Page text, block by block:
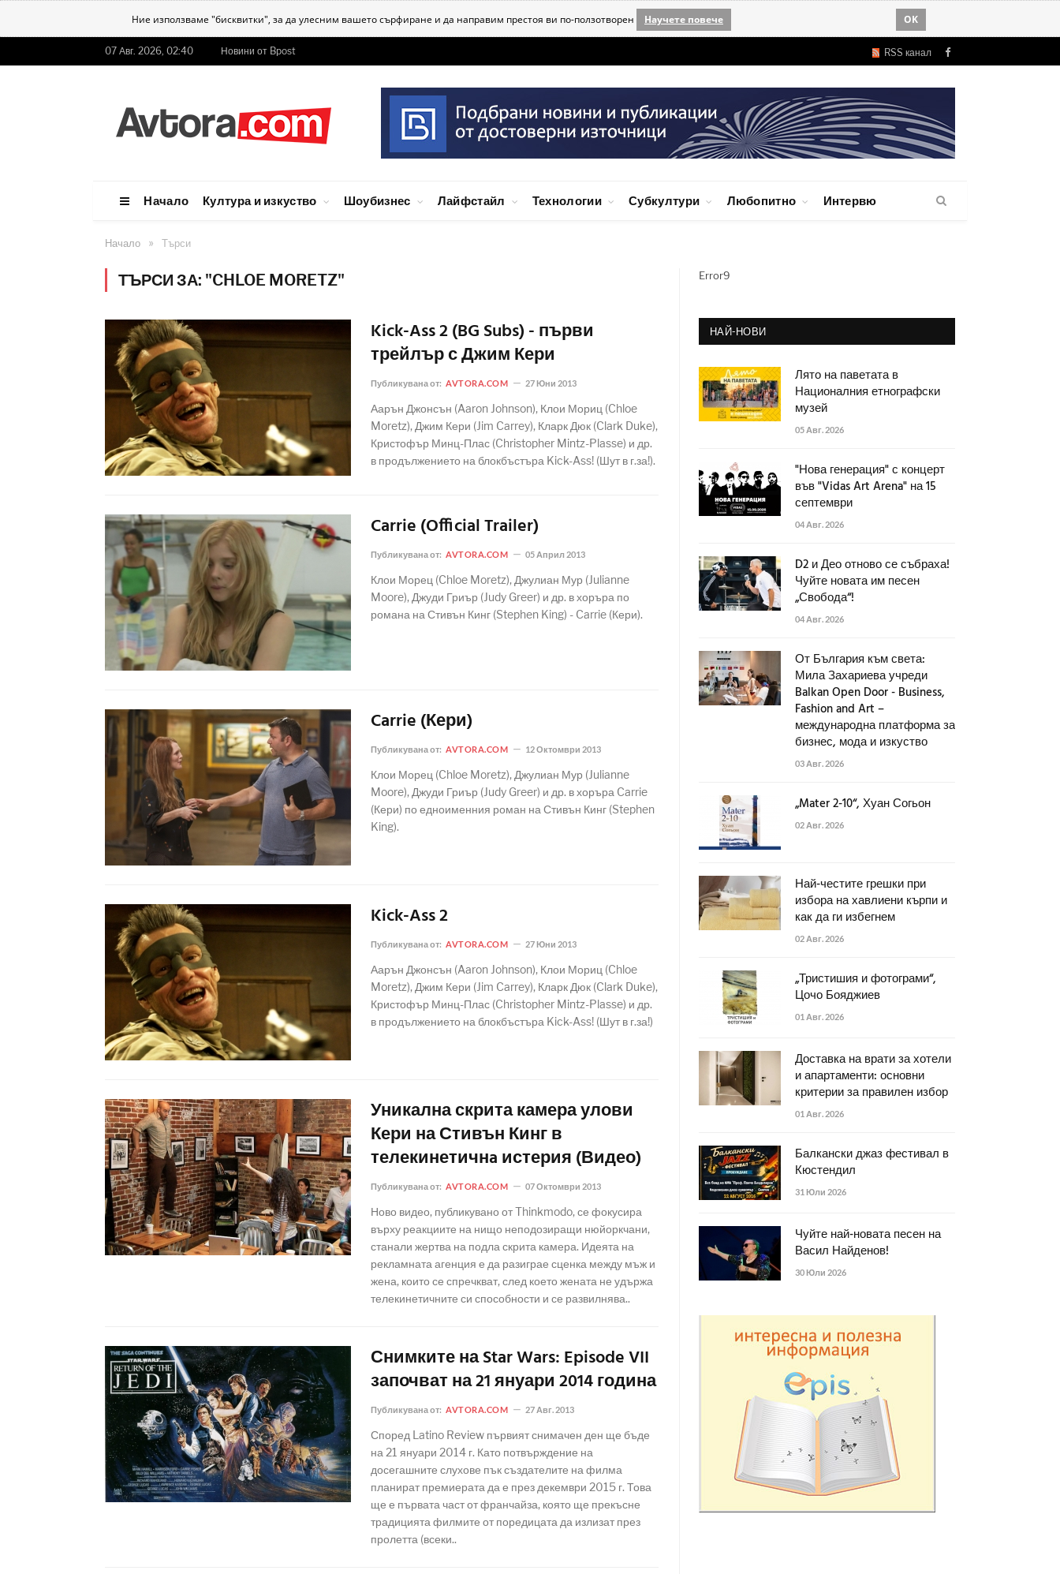
Ние използваме "бисквитки", за да улесним вашето сърфиране и да направим престоя ви по-ползотворен Научете повече OK
07 Авг. 2026, 02:40 Новини от Bpost RSS канал Facebook
Начало Култура и изкуство Шоубизнес Лайфстайл Технологии Субкултури Любопитно Интервю
Начало » Търси
ТЪРСИ ЗА: "CHLOE MORETZ"
Kick-Ass 2 (BG Subs) - първи
трейлър с Джим Кери
Публикувана от: AVTORA.COM 27 Юни 2013
Аарън Джонсън (Aaron Johnson), Клои Мориц (Chloe
Moretz), Джим Кери (Jim Carrey), Кларк Дюк (Clark Duke),
Кристофър Минц-Плас (Christopher Mintz-Plasse) и др.
в продължението на блокбъстъра Kick-Ass! (Шут в г.за!).
Carrie (Official Trailer)
Публикувана от: AVTORA.COM 05 Април 2013
Клои Морец (Chloe Moretz), Джулиан Мур (Julianne
Moore), Джуди Гриър (Judy Greer) и др. в хоръра по
романа на Стивън Кинг (Stephen King) - Carrie (Кери).
Carrie (Кери)
Публикувана от: AVTORA.COM 12 Октомври 2013
Клои Морец (Chloe Moretz), Джулиан Мур (Julianne
Moore), Джуди Гриър (Judy Greer) и др. в хоръра Carrie
(Кери) по едноименния роман на Стивън Кинг (Stephen
King).
Kick-Ass 2
Публикувана от: AVTORA.COM 27 Юни 2013
Аарън Джонсън (Aaron Johnson), Клои Мориц (Chloe
Moretz), Джим Кери (Jim Carrey), Кларк Дюк (Clark Duke),
Кристофър Минц-Плас (Christopher Mintz-Plasse) и др.
в продължението на блокбъстъра Kick-Ass! (Шут в г.за!)
Уникална скрита камера улови
Кери на Стивън Кинг в
телекинетичнa истерия (Видео)
Публикувана от: AVTORA.COM 07 Октомври 2013
Ново видео, публикувано от Thinkmodo, се фокусира
върху реакциите на нищо неподозиращи нюйоркчани,
станали жертва на подла скрита камера. Идеята на
рекламната агенция е да разиграе сценка между мъж и
жена, които се спречкват, след което жената не удържа
телекинетичните си способности и се развилнява..
Снимките на Star Wars: Episode VII
започват на 21 януари 2014 година
Публикувана от: AVTORA.COM 27 Авг. 2013
Според Latino Review първият снимачен ден ще бъде
на 21 януари 2014 г. Като потвърждение на
досегашните слухове пък създателите на филма
планират премиерата да е през декември 2015 г. Това
ще е първата част от франчайза, която ще прекъсне
традицията филмите от поредицата да излизат през
пролетта (всеки..
Error9
НАЙ-НОВИ
Лято на паветата в
Националния етнографски
музей
05 Авг. 2026
"Нова генерация" с концерт
във "Vidas Art Arena" на 15
септември
04 Авг. 2026
D2 и Део отново се събраха!
Чуйте новата им песен
„Свобода“!
04 Авг. 2026
От България към света:
Мила Захариева учреди
Balkan Open Door - Business,
Fashion and Art –
международна платформа за
бизнес, мода и изкуство
03 Авг. 2026
„Mater 2-10“, Хуан Согьон
02 Авг. 2026
Най-честите грешки при
избора на хавлиени кърпи и
как да ги избегнем
02 Авг. 2026
„Тристишия и фотограми“,
Цочо Бояджиев
01 Авг. 2026
Доставка на врати за хотели
и апартаменти: основни
критерии за правилен избор
01 Авг. 2026
Балкански джаз фестивал в
Кюстендил
31 Юли 2026
Чуйте най-новата песен на
Васил Найденов!
30 Юли 2026